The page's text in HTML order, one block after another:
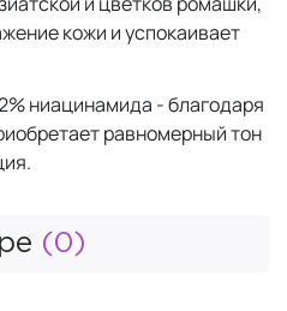
кожи и успокаивает
ниацинамида - благодаря
равномерный тон
(0)